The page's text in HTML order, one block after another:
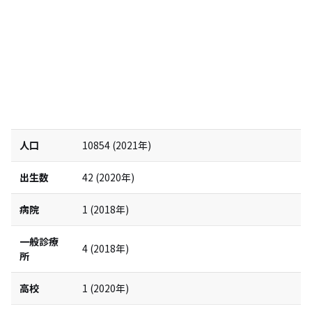
人口 10854 (2021年)
出生数 42 (2020年)
病院 1 (2018年)
一般診療
所
4 (2018年)
高校 1 (2020年)